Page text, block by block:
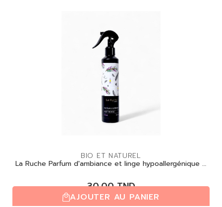
BIO ET NATUREL
La Ruche Parfum d'ambiance et linge hypoallergénique –
30,00TND
(0,0/5)| 0 avis
AJOUTER AU PANIER